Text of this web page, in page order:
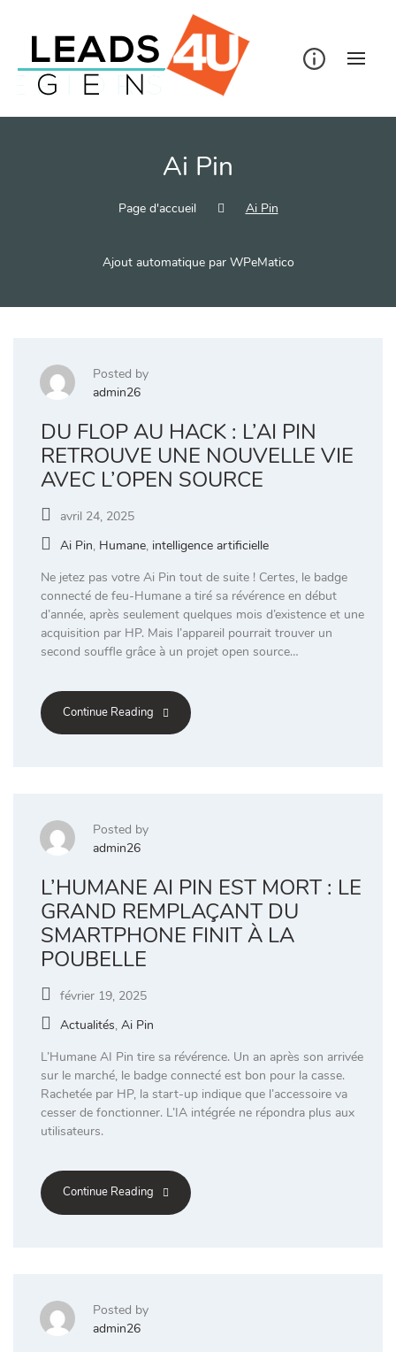
Ai Pin
Page d'accueil Ai Pin
Ajout automatique par WPeMatico
Posted by
admin26
DU FLOP AU HACK : L’AI PIN
RETROUVE UNE NOUVELLE VIE
AVEC L’OPEN SOURCE
avril 24, 2025
Ai Pin, Humane, intelligence artificielle
Ne jetez pas votre Ai Pin tout de suite ! Certes, le badge
connecté de feu-Humane a tiré sa révérence en début
d’année, après seulement quelques mois d’existence et une
acquisition par HP. Mais l’appareil pourrait trouver un
second souffle grâce à un projet open source…
Continue Reading
Posted by
admin26
L’HUMANE AI PIN EST MORT : LE
GRAND REMPLAÇANT DU
SMARTPHONE FINIT À LA
POUBELLE
février 19, 2025
Actualités, Ai Pin
L’Humane AI Pin tire sa révérence. Un an après son arrivée
sur le marché, le badge connecté est bon pour la casse.
Rachetée par HP, la start-up indique que l’accessoire va
cesser de fonctionner. L’IA intégrée ne répondra plus aux
utilisateurs.
Continue Reading
Posted by
admin26